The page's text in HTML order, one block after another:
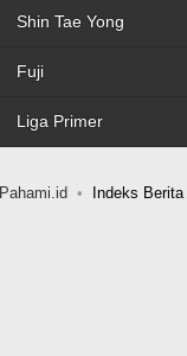
Shin Tae Yong
Fuji
Liga Primer
Pahami.id Indeks Berita